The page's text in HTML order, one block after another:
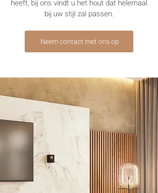
heeft, bij ons vindt u het hout dat helemaal
bij uw stijl zal passen.
Neem contact met ons op